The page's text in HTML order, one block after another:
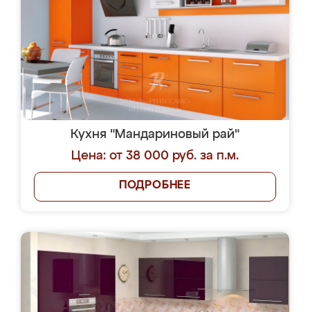
Кухня "Мандариновый рай"
Цена: от 38 000 руб. за п.м.
ПОДРОБНЕЕ